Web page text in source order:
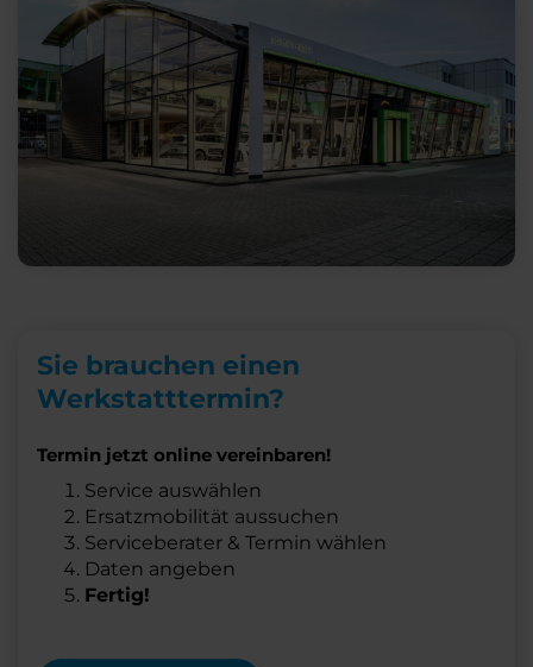
Sie brauchen einen
Werkstatttermin?
Termin jetzt online vereinbaren!
Service auswählen
Ersatzmobilität aussuchen
Serviceberater & Termin wählen
Daten angeben
Fertig!